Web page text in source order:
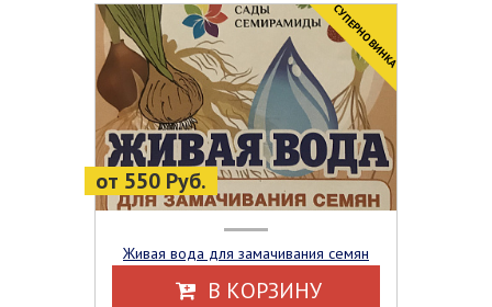
от 550 Руб.
CУПЕРНОВИНКА
Живая вода для замачивания семян
В КОРЗИНУ